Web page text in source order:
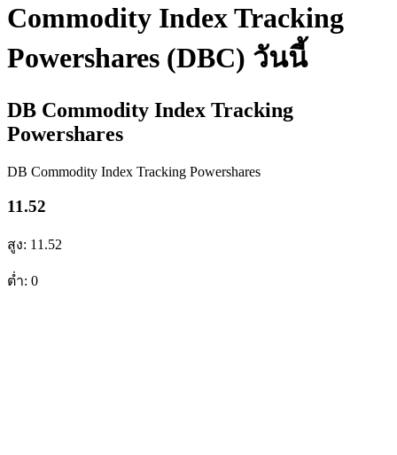
Commodity Index Tracking
Powershares (DBC) วันนี้
DB Commodity Index Tracking
Powershares
DB Commodity Index Tracking Powershares
11.52
สูง: 11.52
ต่ำ: 0